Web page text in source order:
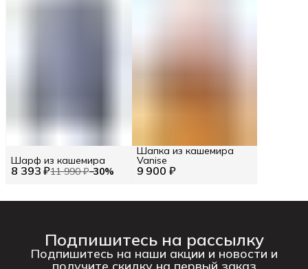
8 393 ₽11 990 ₽−30%
Шарф из кашемира
9 900 ₽
Шапка из кашемира
Vanise
Подпишитесь на рассылку
Подпишитесь на наши акции и новости и